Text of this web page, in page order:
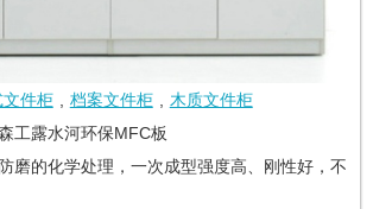
件柜 档案文件柜
木质文件柜
工露水河环保MFC板
磨的化学处理，一次成型强度高、刚性好，不